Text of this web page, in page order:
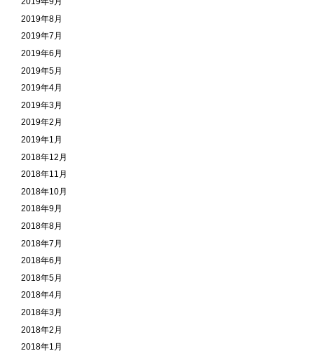
2019年8月
2019年7月
2019年6月
2019年5月
2019年4月
2019年3月
2019年2月
2019年1月
2018年12月
2018年11月
2018年10月
2018年9月
2018年8月
2018年7月
2018年6月
2018年5月
2018年4月
2018年3月
2018年2月
2018年1月